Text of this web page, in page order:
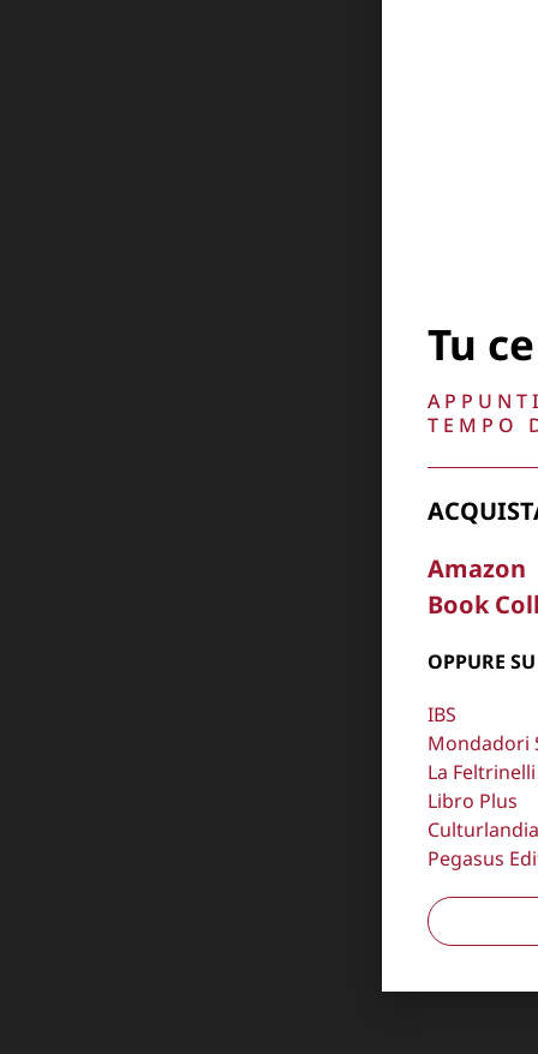
Tu
TEMPO
Amazon
Book
OPPURE SU
IBS
Mondadori
La Feltrinelli
Libro Plus
Culturlandia
Pegasus